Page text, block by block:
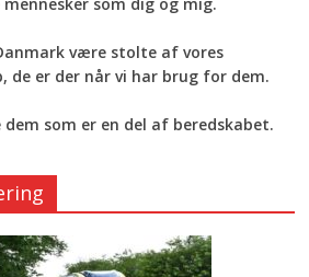
være stolte af vores
de er der når vi har brug for dem.
som er en del af beredskabet.